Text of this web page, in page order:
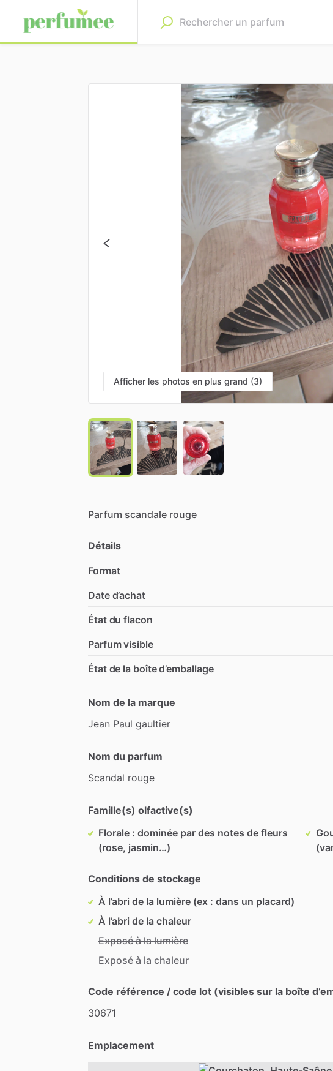
Afficher les photos en plus grand (3)
Parfum scandale rouge
Détails
Format
Date d’achat
État du flacon
Parfum visible
État de la boîte d’emballage
Nom de la marque
Jean Paul gaultier
Nom du parfum
Scandal rouge
Famille(s) olfactive(s)
Florale : dominée par des notes de fleurs
(rose, jasmin…)
Conditions de stockage
À l’abri de la lumière (ex : dans un placard)
À l’abri de la chaleur
Exposé à la lumière
Exposé à la chaleur
Code référence / code lot (visibles sur la boîte
30671
Emplacement